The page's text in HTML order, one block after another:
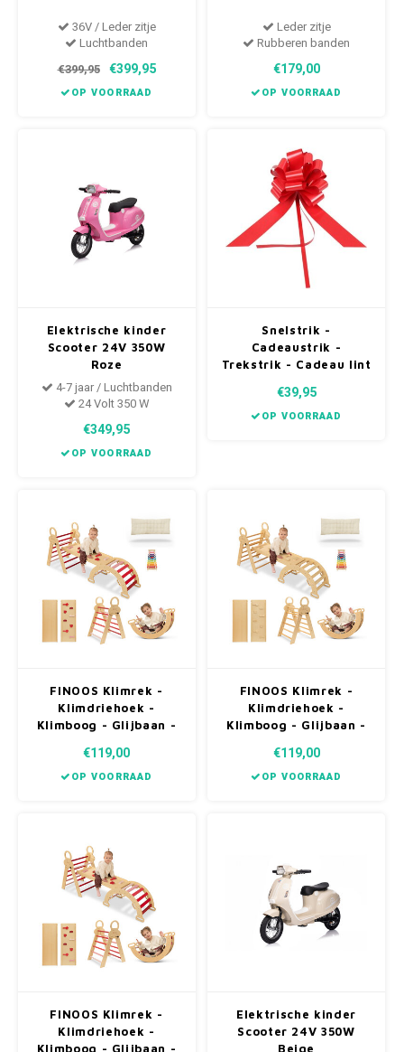
36V / Leder zitje
Luchtbanden
€399,95 €399,95
OP VOORRAAD
Leder zitje
Rubberen banden
€179,00
OP VOORRAAD
Elektrische kinder
Scooter 24V 350W
Roze
4-7 jaar / Luchtbanden
24 Volt 350 W
€349,95
OP VOORRAAD
Snelstrik -
Cadeaustrik -
Trekstrik - Cadeau lint
mm Rood 30 Stuks
€39,95
OP VOORRAAD
FINOOS Klimrek -
Klimdriehoek -
Klimboog - Glijbaan -
Speelgoed - incl.
kussen en Xylofoon
€119,00
OP VOORRAAD
FINOOS Klimrek -
Klimdriehoek -
Klimboog - Glijbaan -
Speelgoed - incl.
kussen en Xylofoon
€119,00
OP VOORRAAD
FINOOS Klimrek -
Klimdriehoek -
Klimboog - Glijbaan -
Elektrische kinder
Scooter 24V 350W
Beige